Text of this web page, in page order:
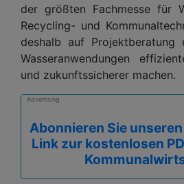
der größten Fachmesse für
Recycling- und
deshalb auf Projektberatung
Wasseranwendungen
und zukunftssicherer machen.
Advertising
Abonnieren Sie
Link zur kostenlosen